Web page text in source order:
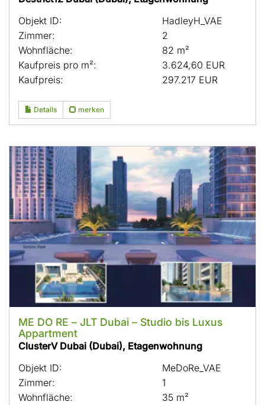
Objekt ID:
HadleyH_VAE
Zimmer:
2
Wohnfläche:
82 m²
Kaufpreis pro m²:
3.624,60 EUR
Kaufpreis:
297.217 EUR
Details merken
ME DO RE – JLT Dubai – Studio bis Luxus
Appartment
ClusterV Dubai (Dubai), Etagenwohnung
Objekt ID:
MeDoRe_VAE
Zimmer:
1
Wohnfläche:
35 m²